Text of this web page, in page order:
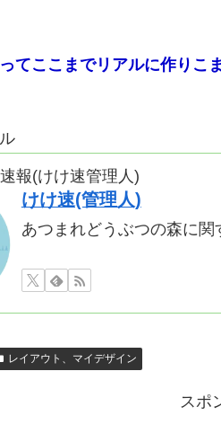
てここまでリアルに作りこ
報(けけ速管理人)
けけ速(管理人)
あつまれどうぶつの森に
レイアウト、マイデザイン
スポ